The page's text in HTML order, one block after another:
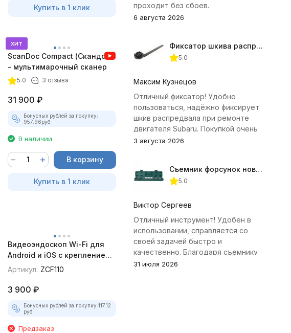
Купить в 1 клик
хит
ScanDoc Compact (Скандок)
- мультимарочный сканер
5.0 3 отзыва
31 900 ₽
Бонусных рублей за покупку:
957.96руб.
В наличии
В корзину
Купить в 1 клик
Видеоэндоскоп Wi-Fi для
Android и iOS с креплением
для смартфона
Артикул: ZCF110
3 900 ₽
Бонусных рублей за покупку:117.12
руб.
Предзаказ
проходит без сбоев.
6 августа 2026
Фиксатор шкива распредвала (Subaru) JTC-4409
5.0
Максим Кузнецов
Отличный фиксатор! Удобно
пользоваться, надёжно фиксирует
шкив распредвала при ремонте
двигателя Subaru. Покупкой очень
доволен.
3 августа 2026
Съемник форсунок новых дизельных двигателей Jonnesway
5.0
Виктор Сергеев
Отличный инструмент! Удобен в
использовании, справляется со
своей задачей быстро и
качественно. Благодаря съемнику
удалось избежать лишних хлопот с
31 июля 2026